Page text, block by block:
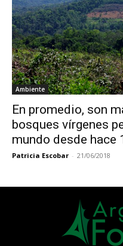
Ambiente
En promedio, son
bosques vírgenes
mundo desde hace
Patricia Escobar - 21/06/2018